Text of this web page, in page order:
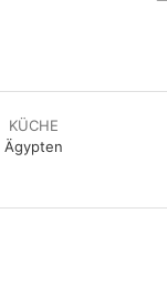
KÜCHE
Ägypten